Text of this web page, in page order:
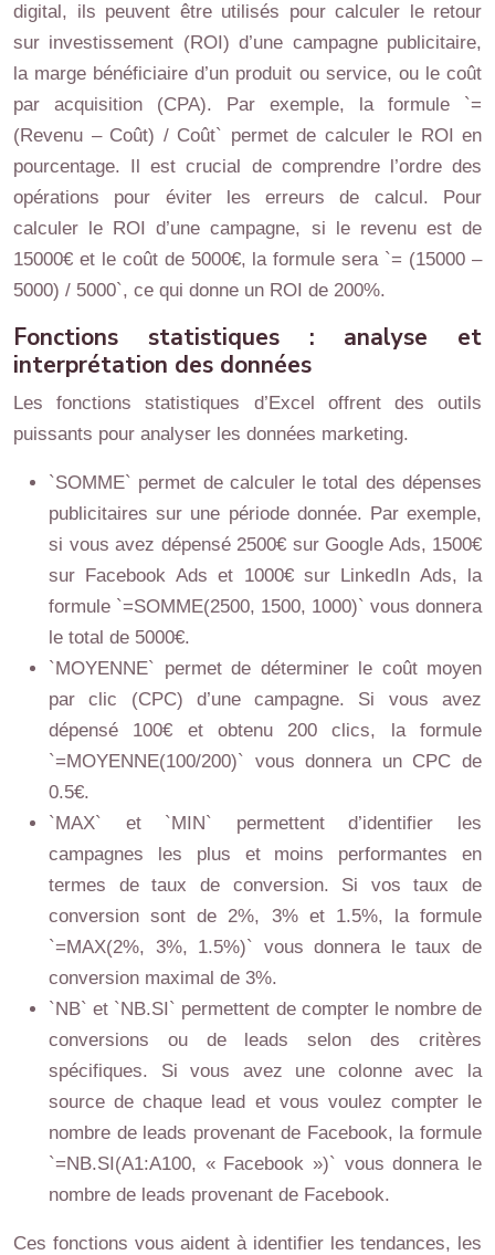
digital, ils peuvent être utilisés pour calculer le retour
sur investissement (ROI) d’une campagne publicitaire,
la marge bénéficiaire d’un produit ou service, ou le coût
par acquisition (CPA). Par exemple, la formule `=
(Revenu – Coût) / Coût` permet de calculer le ROI en
pourcentage. Il est crucial de comprendre l’ordre des
opérations pour éviter les erreurs de calcul. Pour
calculer le ROI d’une campagne, si le revenu est de
15000€ et le coût de 5000€, la formule sera `= (15000 –
5000) / 5000`, ce qui donne un ROI de 200%.
Fonctions statistiques : analyse et
interprétation des données
Les fonctions statistiques d’Excel offrent des outils
puissants pour analyser les données marketing.
`SOMME` permet de calculer le total des dépenses
publicitaires sur une période donnée. Par exemple,
si vous avez dépensé 2500€ sur Google Ads, 1500€
sur Facebook Ads et 1000€ sur LinkedIn Ads, la
formule `=SOMME(2500, 1500, 1000)` vous donnera
le total de 5000€.
`MOYENNE` permet de déterminer le coût moyen
par clic (CPC) d’une campagne. Si vous avez
dépensé 100€ et obtenu 200 clics, la formule
`=MOYENNE(100/200)` vous donnera un CPC de
0.5€.
`MAX` et `MIN` permettent d’identifier les
campagnes les plus et moins performantes en
termes de taux de conversion. Si vos taux de
conversion sont de 2%, 3% et 1.5%, la formule
`=MAX(2%, 3%, 1.5%)` vous donnera le taux de
conversion maximal de 3%.
`NB` et `NB.SI` permettent de compter le nombre de
conversions ou de leads selon des critères
spécifiques. Si vous avez une colonne avec la
source de chaque lead et vous voulez compter le
nombre de leads provenant de Facebook, la formule
`=NB.SI(A1:A100, « Facebook »)` vous donnera le
nombre de leads provenant de Facebook.
Ces fonctions vous aident à identifier les tendances, les